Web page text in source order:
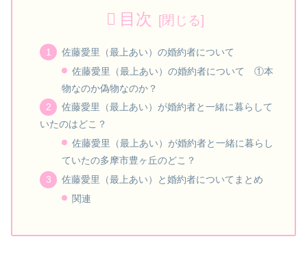
目次
佐藤愛里（最上あい）の婚約者について
佐藤愛里（最上あい）の婚約者について ①本
物なのか偽物なのか？
佐藤愛里（最上あい）が婚約者と一緒に暮らして
いたのはどこ？
佐藤愛里（最上あい）が婚約者と一緒に暮らし
ていたの多摩市豊ヶ丘のどこ？
佐藤愛里（最上あい）と婚約者についてまとめ
関連